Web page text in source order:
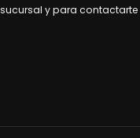
y para